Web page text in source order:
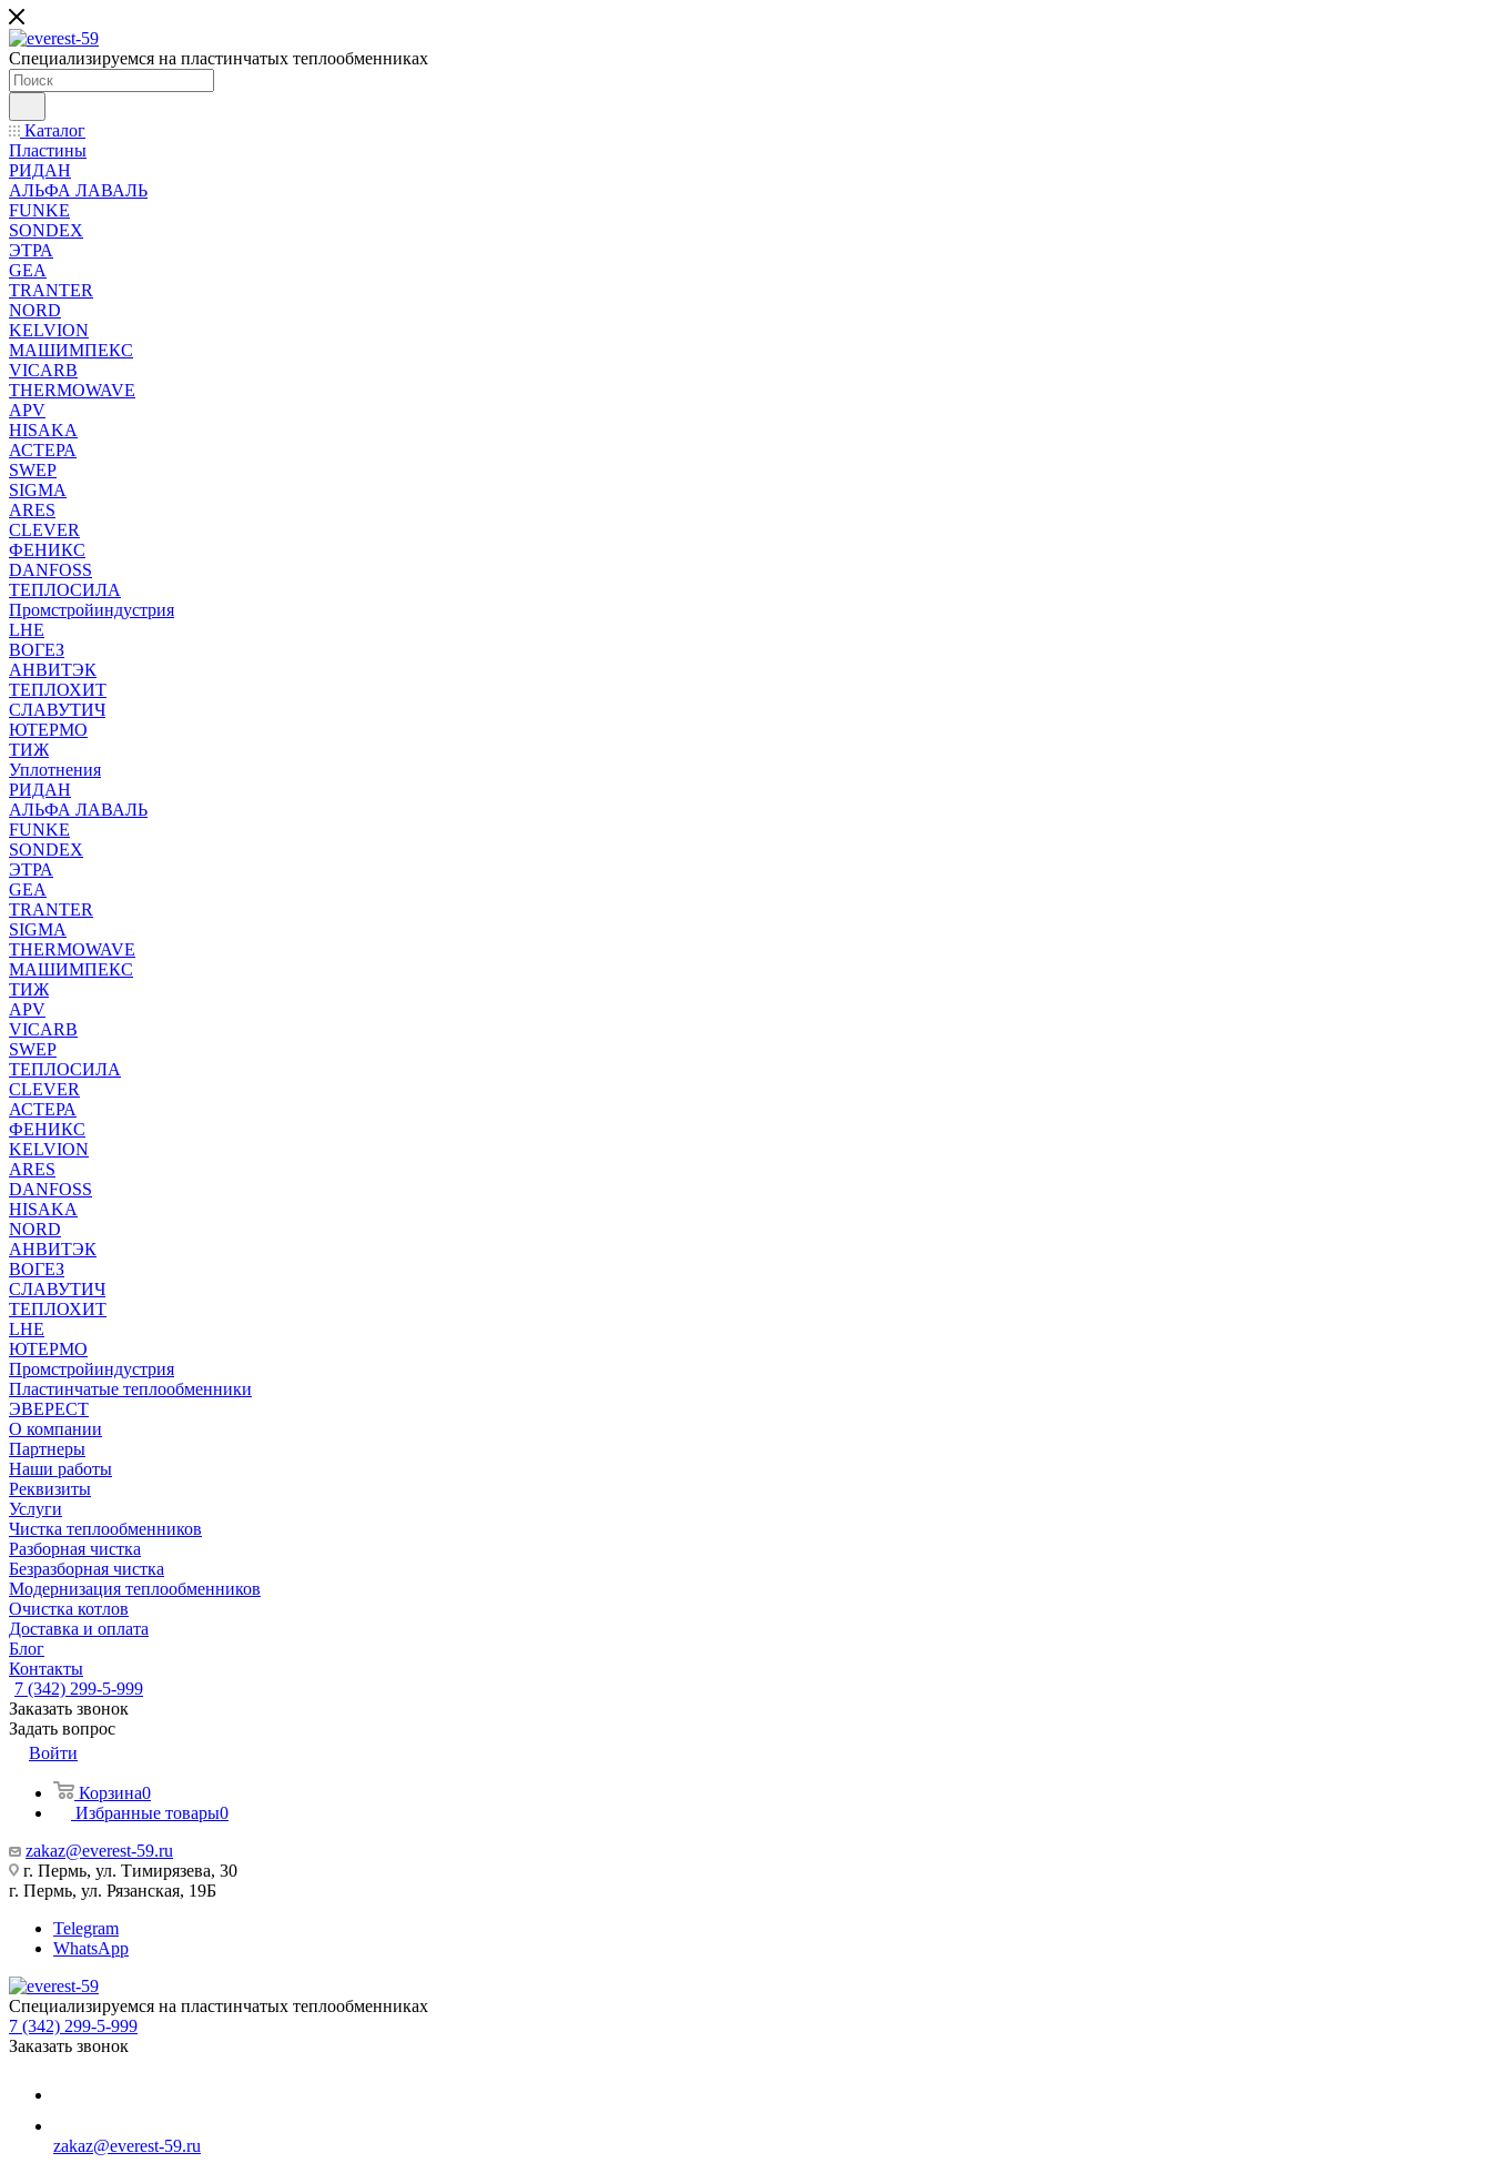
Специализируемся на пластинчатых теплообменниках
Каталог
Пластины
РИДАН
АЛЬФА ЛАВАЛЬ
FUNKE
SONDEX
ЭТРА
GEA
TRANTER
NORD
KELVION
МАШИМПЕКС
VICARB
THERMOWAVE
APV
HISAKA
АСТЕРА
SWEP
SIGMA
ARES
CLEVER
ФЕНИКС
DANFOSS
ТЕПЛОСИЛА
Промстройиндустрия
LHE
ВОГЕЗ
АНВИТЭК
ТЕПЛОХИТ
СЛАВУТИЧ
ЮТЕРМО
ТИЖ
Уплотнения
РИДАН
АЛЬФА ЛАВАЛЬ
FUNKE
SONDEX
ЭТРА
GEA
TRANTER
SIGMA
THERMOWAVE
МАШИМПЕКС
ТИЖ
APV
VICARB
SWEP
ТЕПЛОСИЛА
CLEVER
АСТЕРА
ФЕНИКС
KELVION
ARES
DANFOSS
HISAKA
NORD
АНВИТЭК
ВОГЕЗ
СЛАВУТИЧ
ТЕПЛОХИТ
LHE
ЮТЕРМО
Промстройиндустрия
Пластинчатые теплообменники
ЭВЕРЕСТ
О компании
Партнеры
Наши работы
Реквизиты
Услуги
Чистка теплообменников
Разборная чистка
Безразборная чистка
Модернизация теплообменников
Очистка котлов
Доставка и оплата
Блог
Контакты
7 (342) 299-5-999
Заказать звонок
Задать вопрос
Войти
Корзина0
Избранные товары0
zakaz@everest-59.ru
г. Пермь, ул. Тимирязева, 30
г. Пермь, ул. Рязанская, 19Б
Telegram
WhatsApp
Специализируемся на пластинчатых теплообменниках
7 (342) 299-5-999
Заказать звонок
zakaz@everest-59.ru